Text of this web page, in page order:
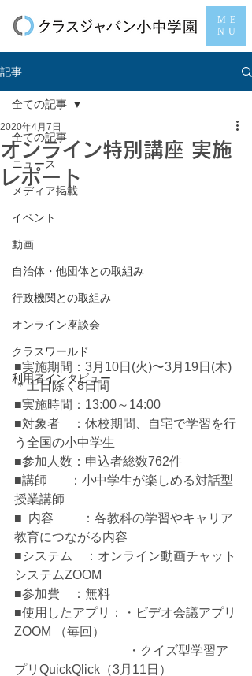
ME
NU
記事
全ての記事
ニュース
メディア掲載
イベント
動画
自治体・他団体との取組み
行政機関との取組み
オンライン座談会
クラスワールド
利用者インタビュー
全ての記事
オンライン特別講座 実施
レポート
2020年4月7日
■実施期間：3月10日(火)〜3月19日(木)
＊土日除く8日間
■実施時間：13:00～14:00
■対象者　：休校期間、自宅で学習を行
う全国の小中学生
■参加人数：申込者総数762件
■講師 　  ：小中学生が楽しめる対話型
授業講師
■  内容　　 ：各教科の学習やキャリア
教育につながる内容
■システム　：オンライン動画チャット
システムZOOM
■参加費　：無料
■使用したアプリ：・ビデオ会議アプリ
ZOOM （毎回）
・クイズ型学習ア
プリQuickQlick（3月11日）